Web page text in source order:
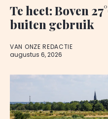
Te heet: Boven
buiten gebruik
VAN ONZE REDACTIE
augustus 6, 2026